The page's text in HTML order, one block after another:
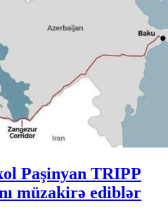
Paşinyan TRIPP
müzakirə ediblər